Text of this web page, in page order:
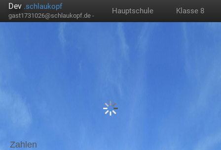
Dev .schlaukopf
gast1731026@schlaukopf.de -
Hauptschule Klasse 8
Zahlen